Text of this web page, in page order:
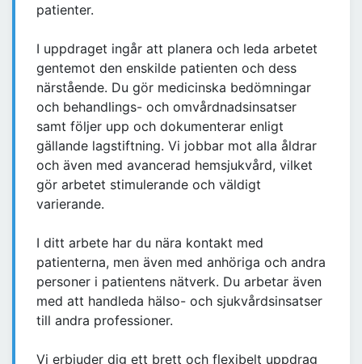
patienter.
I uppdraget ingår att planera och leda arbetet
gentemot den enskilde patienten och dess
närstående. Du gör medicinska bedömningar
och behandlings- och omvårdnadsinsatser
samt följer upp och dokumenterar enligt
gällande lagstiftning. Vi jobbar mot alla åldrar
och även med avancerad hemsjukvård, vilket
gör arbetet stimulerande och väldigt
varierande.
I ditt arbete har du nära kontakt med
patienterna, men även med anhöriga och andra
personer i patientens nätverk. Du arbetar även
med att handleda hälso- och sjukvårdsinsatser
till andra professioner.
Vi erbjuder dig ett brett och flexibelt uppdrag